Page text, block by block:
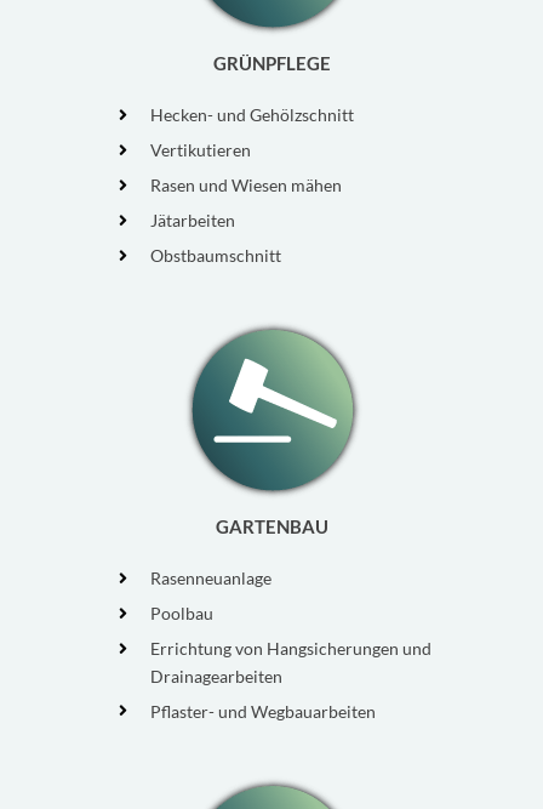
GRÜNPFLEGE
Hecken- und Gehölzschnitt
Vertikutieren
Rasen und Wiesen mähen
Jätarbeiten
Obstbaumschnitt
GARTENBAU
Rasenneuanlage
Poolbau
Errichtung von Hangsicherungen und
Drainagearbeiten
Pflaster- und Wegbauarbeiten